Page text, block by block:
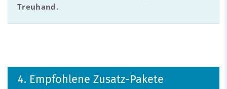
Treuhand.
4. Empfohlene Zusatz-Pakete